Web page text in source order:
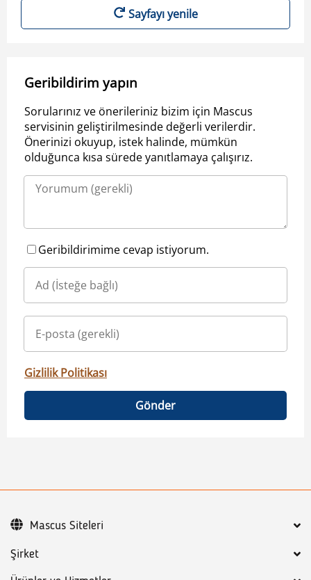
Sayfayı yenile
Geribildirim yapın
Sorularınız ve önerileriniz bizim için Mascus
servisinin geliştirilmesinde değerli verilerdir.
Önerinizi okuyup, istek halinde, mümkün
olduğunca kısa sürede yanıtlamaya çalışırız.
Geribildirimime cevap istiyorum.
Gizlilik Politikası
Gönder
Şirket
Mascus Siteleri